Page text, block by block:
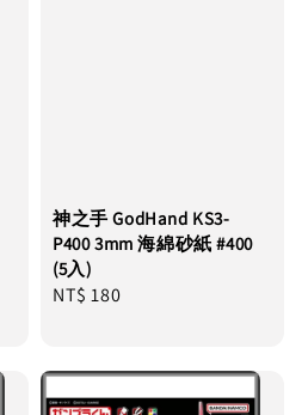
神之手 GodHand KS3-
P400 3mm 海綿砂紙 #400
(5入)
Regular
NT$ 180